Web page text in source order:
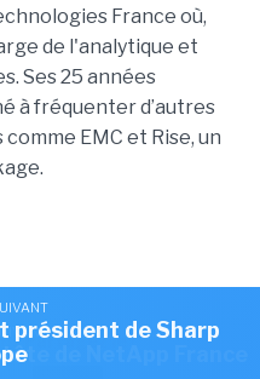
direction de Visma
de NetApp France
France où,
de l'analytique et
Ses 25 années
à fréquenter d’autres
EMC et Rise, un
Partagez le !
président de Sharp